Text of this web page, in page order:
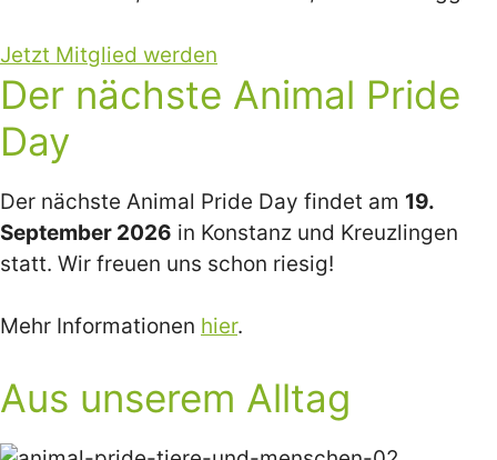
Jetzt Mitglied werden
Der nächste Animal Pride
Day
Der nächste Animal Pride Day findet am 19.
September 2026 in Konstanz und Kreuzlingen
statt. Wir freuen uns schon riesig!
Mehr Informationen hier.
Aus unserem Alltag